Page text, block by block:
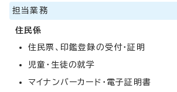
担当業務
住民係
住民票、印鑑登録の受付・証明
児童・生徒の就学
マイナンバーカード・電子証明書